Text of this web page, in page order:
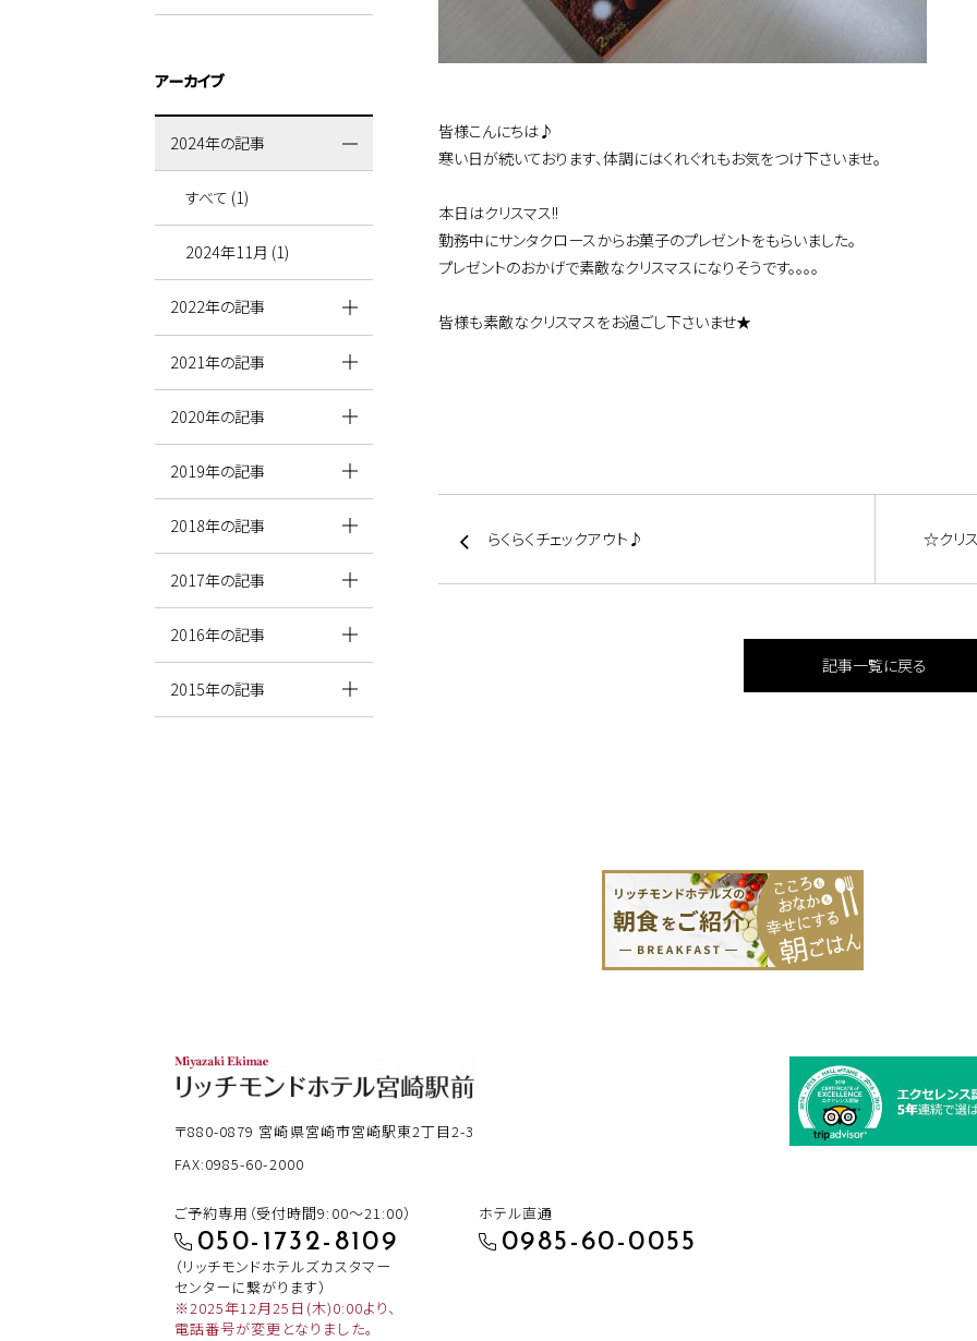
皆様こんにちは♪
寒い日が続いております、体調にはくれぐれもお気をつけ下さいませ。
本日はクリスマス!!
勤務中にサンタクロースからお菓子のプレゼントをもらいました。
プレゼントのおかげで素敵なクリスマスになりそうです。。。。
皆様も素敵なクリスマスをお過ごし下さいませ★
らくらくチェックアウト♪ ☆クリ
記事一覧に戻る
アーカイブ
2024年の記事
すべて (1)
2024年11月 (1)
2022年の記事
2021年の記事
2020年の記事
2019年の記事
2018年の記事
2017年の記事
2016年の記事
2015年の記事
〒880-0879 宮崎県宮崎市宮崎駅東2丁目2-3
FAX:0985-60-2000
ご予約専用（受付時間9:00～21:00）
050-1732-8109
（リッチモンドホテルズカスタマー
センターに繋がります）
※2025年12月25日(木)0:00より、
電話番号が変更となりました。
ホテル直通
0985-60-0055